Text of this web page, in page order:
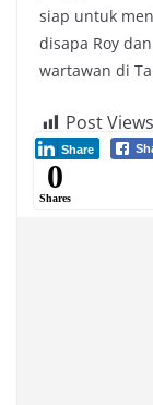
siap untuk
disapa Roy
wartawan di
Post
Share
0
Shares